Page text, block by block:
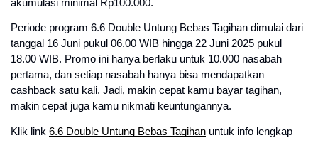
akumulasi minimal Rp100.000.
Periode program 6.6 Double Untung Bebas Tagihan dimulai dari
tanggal 16 Juni pukul 06.00 WIB hingga 22 Juni 2025 pukul
18.00 WIB. Promo ini hanya berlaku untuk 10.000 nasabah
pertama, dan setiap nasabah hanya bisa mendapatkan
cashback satu kali. Jadi, makin cepat kamu bayar tagihan,
makin cepat juga kamu nikmati keuntungannya.
Klik link 6.6 Double Untung Bebas Tagihan untuk info lengkap